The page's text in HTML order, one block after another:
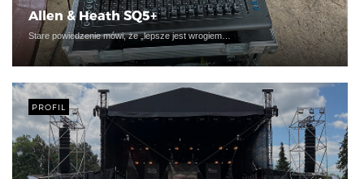
Allen & Heath SQ5+
Stare powiedzenie mówi, że „lepsze jest wrogiem…
PROFIL